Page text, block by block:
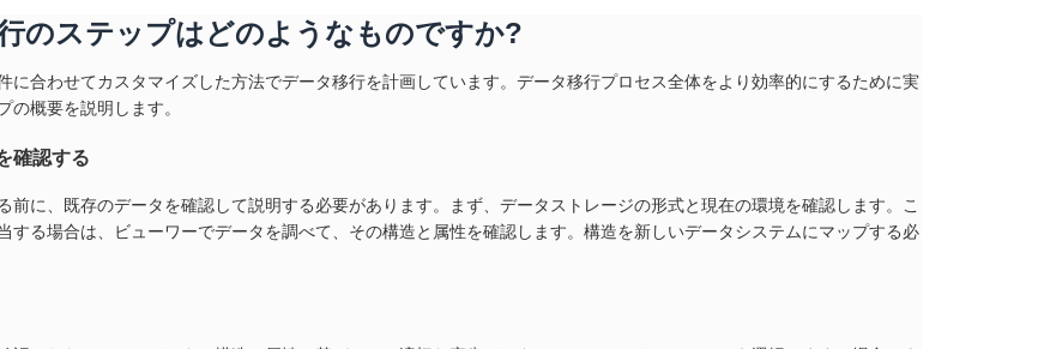
のステップはどのようなものですか?
に合わせてカスタマイズした方法でデータ移行を計画しています。データ移行プロセス全体をより効率的にするために実
の概要を説明します。
確認する
前に、既存のデータを確認して説明する必要があります。まず、データストレージの形式と現在の環境を確認します。こ
する場合は、ビューワーでデータを調べて、その構造と属性を確認します。構造を新しいデータシステムにマップする必